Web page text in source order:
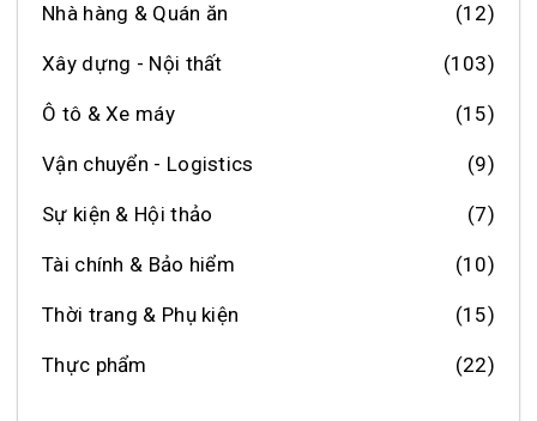
Nhà hàng & Quán ăn (12)
Xây dựng - Nội thất (103)
Ô tô & Xe máy (15)
Vận chuyển - Logistics (9)
Sự kiện & Hội thảo (7)
Tài chính & Bảo hiểm (10)
Thời trang & Phụ kiện (15)
Thực phẩm (22)